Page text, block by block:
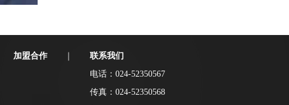
加盟合作 联系我们
电话：024-52350567
传真：024-52350568